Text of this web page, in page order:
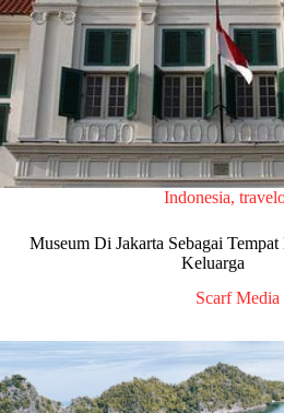
Indonesia,
Museum Di Jakarta Sebagai
Keluarga
Scarf Media